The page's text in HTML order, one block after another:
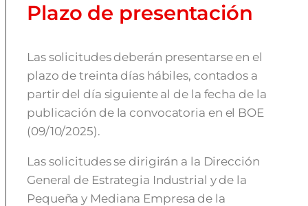
Plazo de presentación
Las solicitudes deberán presentarse en el
plazo de treinta días hábiles, contados a
partir del día siguiente al de la fecha de la
publicación de la convocatoria en el BOE
(09/10/2025).
Las solicitudes se dirigirán a la Dirección
General de Estrategia Industrial y de la
Pequeña y Mediana Empresa de la